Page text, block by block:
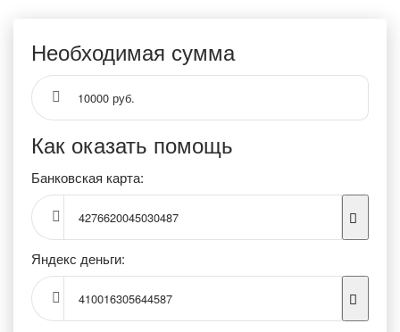
Необходимая сумма
10000 руб.
Как оказать помощь
Банковская карта:
4276620045030487
Яндекс деньги:
410016305644587